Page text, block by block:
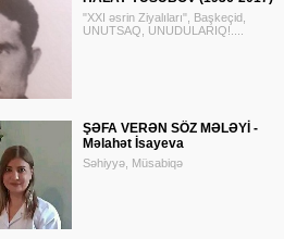
"XXI əsrin Ziyalıları", Başkeçid,
UNUTSAQ, UNUDULARIQ!....
ŞƏFA VERƏN SÖZ MƏLƏYİ -
Məlahət İsayeva
Səhiyyə, Müsabiqə